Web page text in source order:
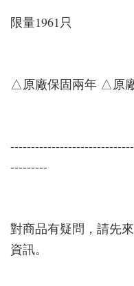
限量1961只
△原廠保固兩年 △原
---------
對商品有疑問，請先
資訊。